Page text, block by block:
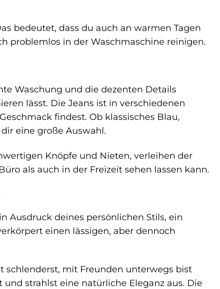
bedeutet, dass du auch an warmen Tagen
problemlos in der Waschmaschine reinigen.
Waschung und die dezenten Details
lässt. Die Jeans ist in verschiedenen
findest. Ob klassisches Blau,
eine große Auswahl.
Knöpfe und Nieten, verleihen der
als auch in der Freizeit sehen lassen kann.
Ausdruck deines persönlichen Stils, ein
einen lässigen, aber dennoch
schlenderst, mit Freunden unterwegs bist
strahlst eine natürliche Eleganz aus. Die